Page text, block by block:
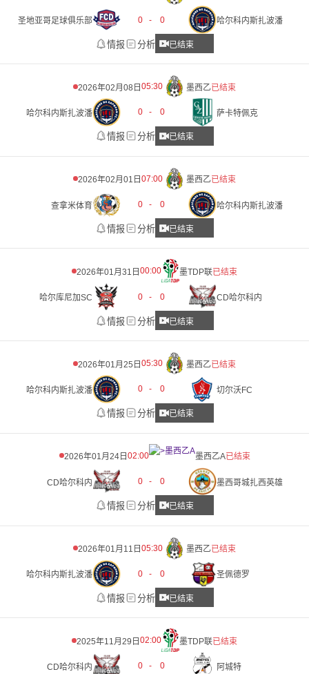
圣地亚哥足球俱乐部 0 - 0 哈尔科内斯扎波潘
情报 分析 已结束
2026年02月08日 05:30 墨西乙已结束
哈尔科内斯扎波潘 0 - 0 萨卡特佩克
情报 分析 已结束
2026年02月01日 07:00 墨西乙已结束
查拿米体育 0 - 0 哈尔科内斯扎波潘
情报 分析 已结束
2026年01月31日00:00 墨TDP联已结束
哈尔库尼加SC 0 - 0 CD哈尔科内
情报 分析 已结束
2026年01月25日 05:30 墨西乙已结束
哈尔科内斯扎波潘 0 - 0 切尔沃FC
情报 分析 已结束
2026年01月24日 02:00 墨西乙A已结束
CD哈尔科内 0 - 0 墨西哥城扎西英雄
情报 分析 已结束
2026年01月11日 05:30 墨西乙已结束
哈尔科内斯扎波潘 0 - 0 圣佩德罗
情报 分析 已结束
2025年11月29日02:00 墨TDP联已结束
CD哈尔科内 0 - 0 阿城特